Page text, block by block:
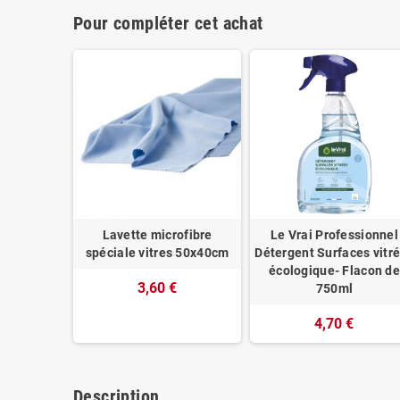
Pour compléter cet achat
Lavette microfibre
spéciale vitres 50x40cm
3,60 €
Le Vrai Professionnel
Détergent Surfaces
écologique- Flacon de
750ml
4,70 €